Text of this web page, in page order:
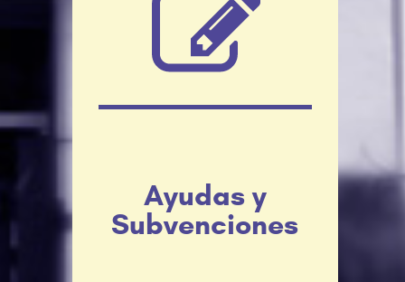
Ayudas y
Subvenciones